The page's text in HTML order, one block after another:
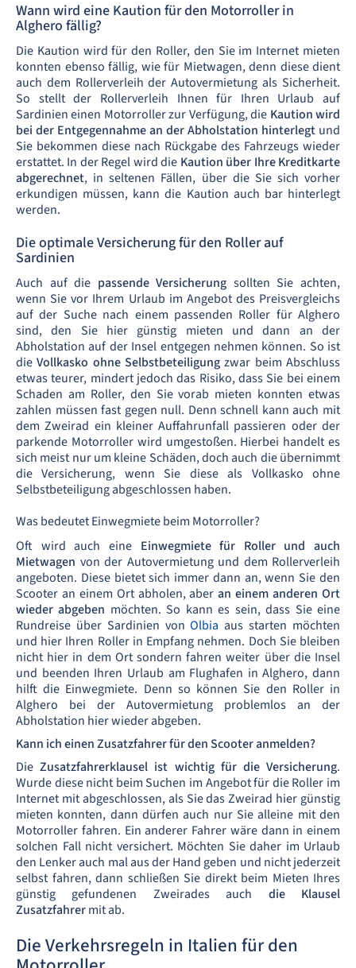
Wann wird eine Kaution für den Motorroller in
Alghero fällig?
Die Kaution wird für den Roller, den Sie im Internet mieten
konnten ebenso fällig, wie für Mietwagen, denn diese dient
auch dem Rollerverleih der Autovermietung als Sicherheit.
So stellt der Rollerverleih Ihnen für Ihren Urlaub auf
Sardinien einen Motorroller zur Verfügung, die Kaution wird
bei der Entgegennahme an der Abholstation hinterlegt und
Sie bekommen diese nach Rückgabe des Fahrzeugs wieder
erstattet. In der Regel wird die Kaution über Ihre Kreditkarte
abgerechnet, in seltenen Fällen, über die Sie sich vorher
erkundigen müssen, kann die Kaution auch bar hinterlegt
werden.
Die optimale Versicherung für den Roller auf
Sardinien
Auch auf die passende Versicherung sollten Sie achten,
wenn Sie vor Ihrem Urlaub im Angebot des Preisvergleichs
auf der Suche nach einem passenden Roller für Alghero
sind, den Sie hier günstig mieten und dann an der
Abholstation auf der Insel entgegen nehmen können. So ist
dieVollkasko ohne Selbstbeteiligung zwar beim Abschluss
etwas teurer, mindert jedoch das Risiko, dass Sie bei einem
Schaden am Roller, den Sie vorab mieten konnten etwas
zahlen müssen fast gegen null. Denn schnell kann auch mit
dem Zweirad ein kleiner Auffahrunfall passieren oder der
parkende Motorroller wird umgestoßen. Hierbei handelt es
sich meist nur um kleine Schäden, doch auch die übernimmt
die Versicherung, wenn Sie diese als Vollkasko ohne
Selbstbeteiligung abgeschlossen haben.
Was bedeutet Einwegmiete beim Motorroller?
Oft wird auch eineEinwegmiete für Roller und auch
Mietwagen von der Autovermietung und dem Rollerverleih
angeboten. Diese bietet sich immer dann an, wenn Sie den
Scooter an einem Ort abholen, aberan einem anderen Ort
wieder abgeben möchten. So kann es sein, dass Sie eine
Rundreise über Sardinien vonOlbiaaus starten möchten
und hier Ihren Roller in Empfang nehmen. Doch Sie bleiben
nicht hier in dem Ort sondern fahren weiter über die Insel
und beenden Ihren Urlaub am Flughafen in Alghero, dann
hilft die Einwegmiete. Denn so können Sie den Roller in
Alghero bei der Autovermietung problemlos an der
Abholstation hier wieder abgeben.
Kann ich einen Zusatzfahrer für den Scooter anmelden?
Die Zusatzfahrerklausel ist wichtig für die Versicherung.
Wurde diese nicht beim Suchen im Angebot für die Roller im
Internet mit abgeschlossen, als Sie das Zweirad hier günstig
mieten konnten, dann dürfen auch nur Sie alleine mit den
Motorroller fahren. Ein anderer Fahrer wäre dann in einem
solchen Fall nicht versichert. Möchten Sie daher im Urlaub
den Lenker auch mal aus der Hand geben und nicht jederzeit
selbst fahren, dann schließen Sie direkt beim Mieten Ihres
günstig gefundenen Zweirades auch die Klausel
Zusatzfahrermit ab.
Die Verkehrsregeln in Italien für den